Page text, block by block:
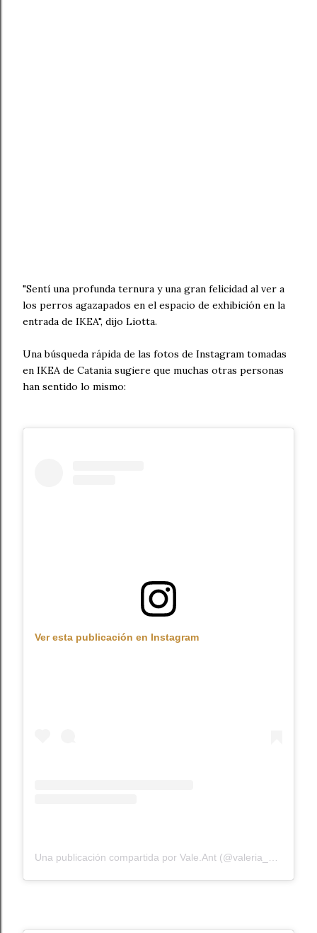
"Sentí una profunda ternura y una gran felicidad al ver a
los perros agazapados en el espacio de exhibición en la
entrada de IKEA", dijo Liotta.
Una búsqueda rápida de las fotos de Instagram tomadas
en IKEA de Catania sugiere que muchas otras personas
han sentido lo mismo:
Ver esta publicación en Instagram